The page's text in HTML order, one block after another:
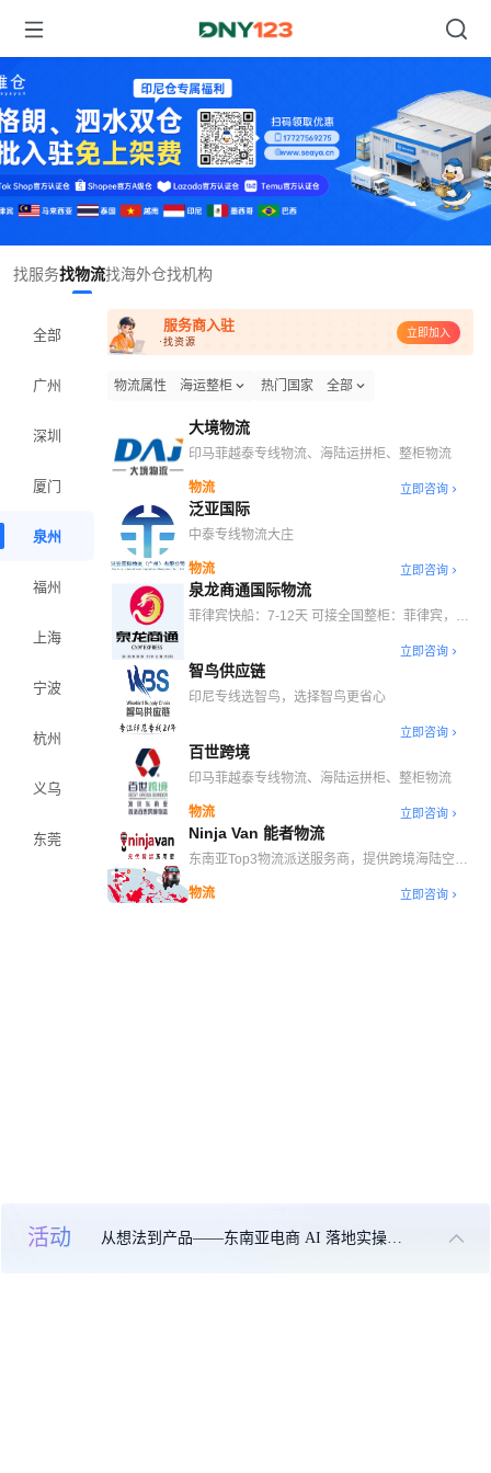
活动
找服务找物流找海外仓找机构
全部
广州
深圳
厦门
泉州
福州
上海
宁波
杭州
义乌
东莞
服务商入驻
·找资源
立即加入
物流属性 海运整柜 热门国家 全部
大境物流
印马菲越泰专线物流、海陆运拼柜、整柜物流
物流 立即咨询
泛亚国际
中泰专线物流大庄
物流 立即咨询
泉龙商通国际物流
菲律宾快船：7-12天 可接全国整柜：菲律宾，印
立即咨询
智鸟供应链
印尼专线选智鸟，选择智鸟更省心
立即咨询
百世跨境
印马菲越泰专线物流、海陆运拼柜、整柜物流
物流 立即咨询
Ninja Van 能者物流
东南亚Top3物流派送服务商，提供跨境海陆空干
方案
物流 立即咨询